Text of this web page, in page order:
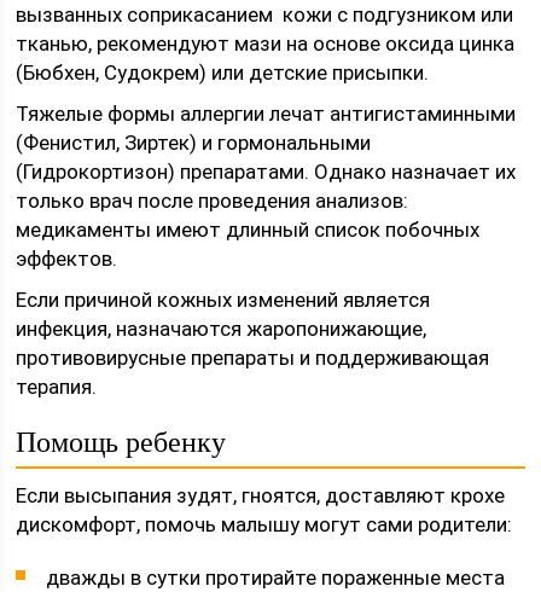
вызванных соприкасанием кожи с подгузником или
тканью, рекомендуют мази на основе оксида цинка
(Бюбхен, Судокрем) или детские присыпки.
Тяжелые формы аллергии лечат антигистаминными
(Фенистил, Зиртек) и гормональными
(Гидрокортизон) препаратами. Однако назначает их
только врач после проведения анализов:
медикаменты имеют длинный список побочных
эффектов.
Если причиной кожных изменений является
инфекция, назначаются жаропонижающие,
противовирусные препараты и поддерживающая
терапия.
Помощь ребенку
Если высыпания зудят, гноятся, доставляют крохе
дискомфорт, помочь малышу могут сами родители:
дважды в сутки протирайте пораженные места